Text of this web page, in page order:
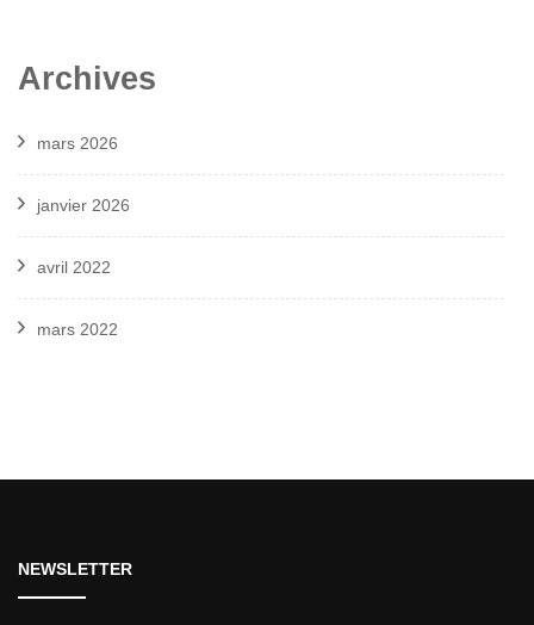
Archives
mars 2026
janvier 2026
avril 2022
mars 2022
NEWSLETTER